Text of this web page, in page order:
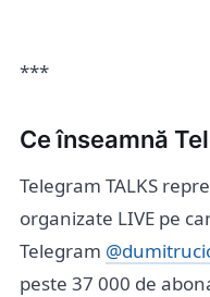
***
Ce înseamnă
Telegram TALKS
organizate LIVE pe
Telegram
peste 37 000 de